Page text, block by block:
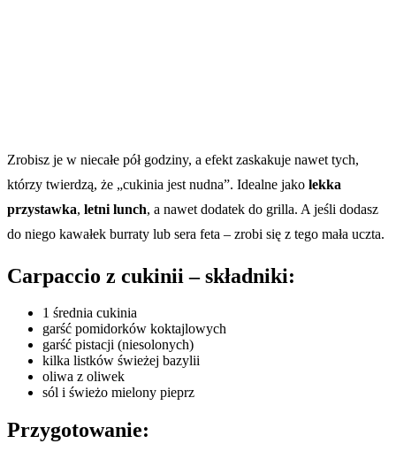
Zrobisz je w niecałe pół godziny, a efekt zaskakuje nawet tych,
którzy twierdzą, że „cukinia jest nudna”. Idealne jako lekka
przystawka, letni lunch, a nawet dodatek do grilla. A jeśli dodasz
do niego kawałek burraty lub sera feta – zrobi się z tego mała uczta.
Carpaccio z cukinii – składniki:
1 średnia cukinia
garść pomidorków koktajlowych
garść pistacji (niesolonych)
kilka listków świeżej bazylii
oliwa z oliwek
sól i świeżo mielony pieprz
Przygotowanie: